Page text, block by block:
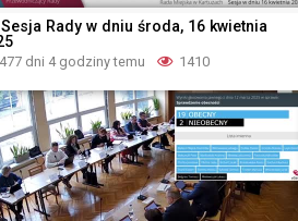
Rady w dniu środa, 16 kwietnia
477 dni 4 godziny temu 1410